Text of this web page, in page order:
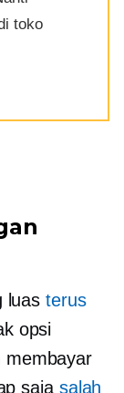
toko
luasterus
opsi
membayar
saja salah